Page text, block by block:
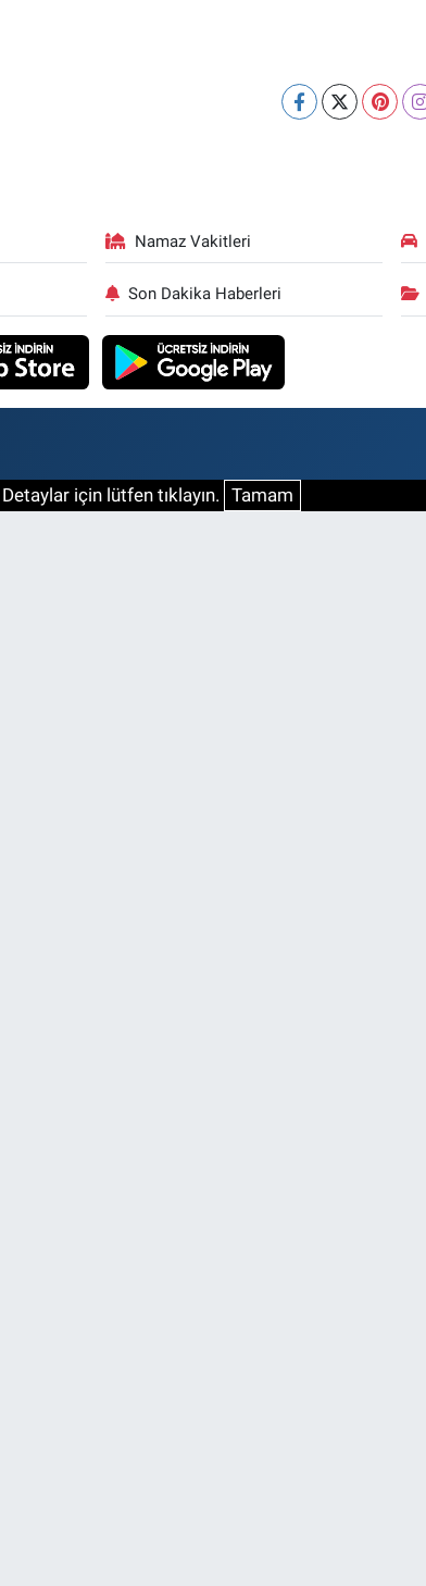
Namaz Vakitleri
Son Dakika Haberleri
için lütfen tıklayın. Tamam